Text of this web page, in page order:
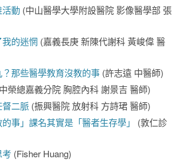
活動 (中山醫學大學附設醫院 影像醫學部 張
的迷惘 (嘉義長庚 新陳代謝科 黃峻偉 醫
那些醫學教育沒教的事 (許志遠 中醫師)
榮總嘉義分院 胸腔內科 謝景吉 醫師)
二脈 (振興醫院 放射科 方詩珺 醫師)
事」課名其實是「醫者生存學」
(敦仁診
考 (Fisher Huang)